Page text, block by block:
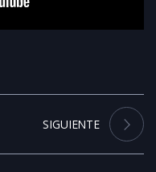
SIGUIENTE